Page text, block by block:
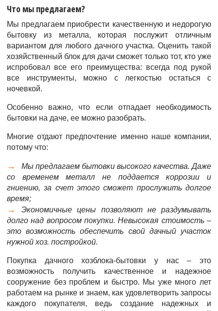
Что мы предлагаем?
Мы предлагаем приобрести качественную и недорогую
бытовку из металла, которая послужит отличным
вариантом для любого дачного участка. Оценить такой
хозяйственный блок для дачи сможет только тот, кто уже
испробовал все его преимущества: всегда под рукой
все инструменты, можно с легкостью остаться с
ночевкой.
Особенно важно, что если отпадает необходимость
бытовки на даче, ее можно разобрать.
Многие отдают предпочтение именно наше компании,
потому что:
Мы предлагаем бытовки высокого качества. Даже
со временем металл не поддается коррозии и
гниению, за счет этого сможет прослужить долгое
время;
Экономичные цены позволяют не раздумывать
долго над вопросом покупки. Невысокая стоимость –
это возможность обеспечить свой дачный участок
нужной хоз. постройкой.
Покупка дачного хозблока-бытовки у нас – это
возможность получить качественное и надежное
сооружение без проблем и быстро. Мы уже много лет
работаем на рынке и знаем, как удовлетворить запросы
каждого покупателя, ведь создание надежных и